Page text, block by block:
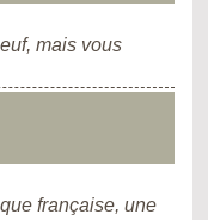
mais vous
française, une